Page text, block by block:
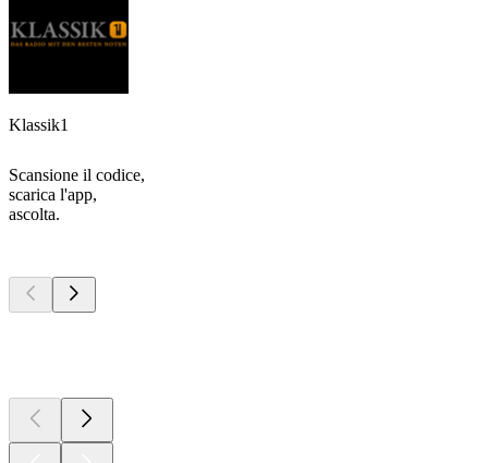
Klassik1
Scansione il codice,
scarica l'app,
ascolta.